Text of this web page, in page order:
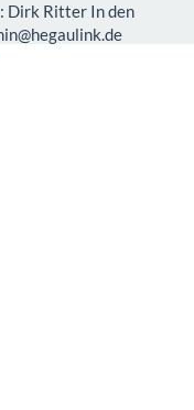
Dirk Ritter In den